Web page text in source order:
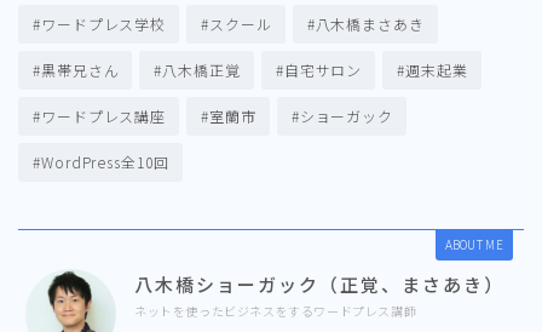
#ワードプレス学校 #スクール #八木橋まさあき
#黒帯兄さん #八木橋正覚 #自宅サロン #週末起業
#ワードプレス講座 #室蘭市 #ショーガック
#WordPress全10回
ABOUT ME
八木橋ショーガック（正覚、まさあき）
ネットを使ったビジネスをするワードプレス講師